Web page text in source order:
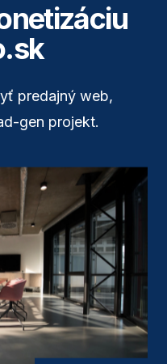
predajný web,
gen projekt.